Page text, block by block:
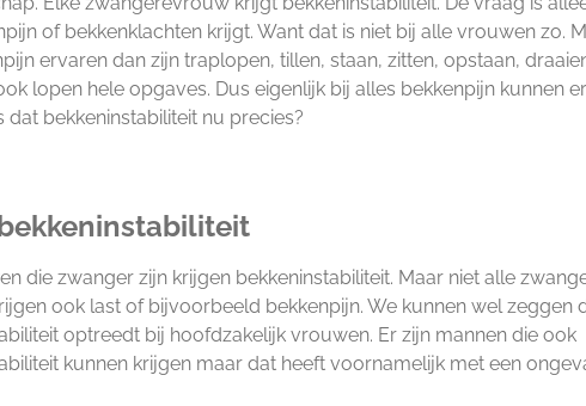
of bekkenklachten krijgt. Want dat is niet bij alle vrouwen zo.
ervaren dan zijn traplopen, tillen, staan, zitten, opstaan,
lopen hele opgaves. Dus eigenlijk bij alles bekkenpijn kunnen
dat bekkeninstabiliteit nu precies?
die zwanger zijn krijgen bekkeninstabiliteit. Maar niet alle
ook last of bijvoorbeeld bekkenpijn. We kunnen wel zeggen
optreedt bij hoofdzakelijk vrouwen. Er zijn mannen die ook
kunnen krijgen maar dat heeft voornamelijk met een